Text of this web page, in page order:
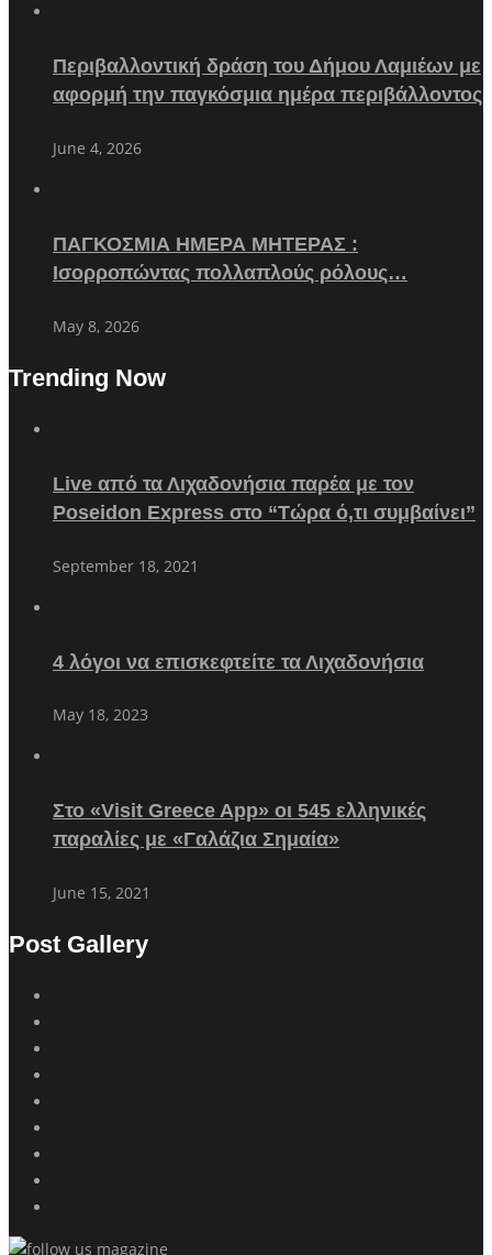
Περιβαλλοντική δράση του Δήμου Λαμιέων με
αφορμή την παγκόσμια ημέρα περιβάλλοντος
June 4, 2026
ΠΑΓΚΟΣΜΙΑ ΗΜΕΡΑ ΜΗΤΕΡΑΣ :
Ισορροπώντας πολλαπλούς ρόλους…
May 8, 2026
Trending Now
Live από τα Λιχαδονήσια παρέα με τον
Poseidon Express στο “Τώρα ό,τι συμβαίνει”
September 18, 2021
4 λόγοι να επισκεφτείτε τα Λιχαδονήσια
May 18, 2023
Στο «Visit Greece App» οι 545 ελληνικές
παραλίες με «Γαλάζια Σημαία»
June 15, 2021
Post Gallery